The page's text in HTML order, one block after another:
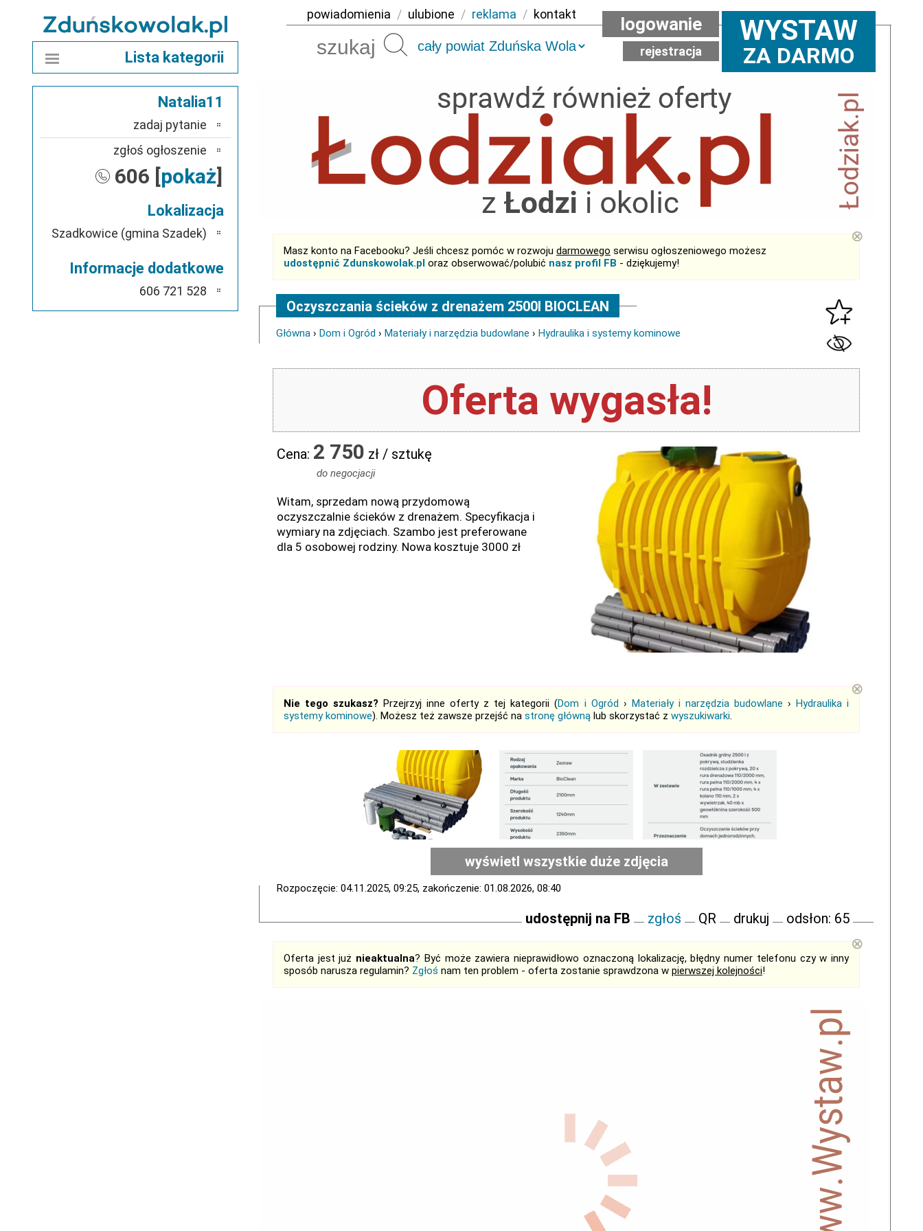
powiadomienia / ulubione / reklama / kontakt
Szukaj WYSTAW
ZA DARMO
logowanie
rejestracja
Masz konto na Facebooku? Jeśli chcesz pomóc w rozwoju darmowego serwisu ogłoszeniowego możesz
udostępnić Zdunskowolak.pl oraz obserwować/polubić nasz profil FB - dziękujemy!
⊗
Oczyszczania ścieków z drenażem 2500l BIOCLEAN
Główna › Dom i Ogród › Materiały i narzędzia budowlane › Hydraulika i systemy kominowe
Oferta wygasła!
Cena: 2 750 zł / sztukę
do negocjacji
Witam, sprzedam nową przydomową
oczyszczalnie ścieków z drenażem. Specyfikacja i
wymiary na zdjęciach. Szambo jest preferowane
dla 5 osobowej rodziny. Nowa kosztuje 3000 zł
Nie tego szukasz? Przejrzyj inne oferty z tej kategorii (Dom i Ogród › Materiały i narzędzia budowlane › Hydraulika i
systemy kominowe). Możesz też zawsze przejść na stronę główną lub skorzystać z wyszukiwarki.
⊗
wyświetl wszystkie duże zdjęcia
Rozpoczęcie: 04.11.2025, 09:25, zakończenie: 01.08.2026, 08:40
udostępnij na FB zgłoś QR drukuj odsłon: 65
Oferta jest już nieaktualna? Być może zawiera nieprawidłowo oznaczoną lokalizację, błędny numer telefonu czy w inny
sposób narusza regulamin? Zgłoś nam ten problem - oferta zostanie sprawdzona w pierwszej kolejności!
⊗
Lista kategorii
Natalia11
zadaj pytanie
zgłoś ogłoszenie
606 [pokaż]
Lokalizacja
Szadkowice (gmina Szadek)
Informacje dodatkowe
606 721 528